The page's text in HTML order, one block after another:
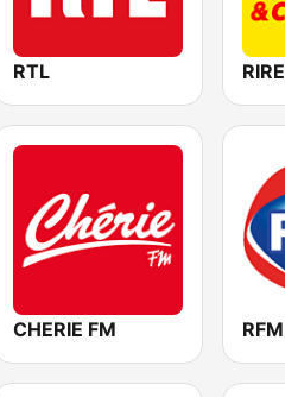
RTL
CHERIE FM RFM